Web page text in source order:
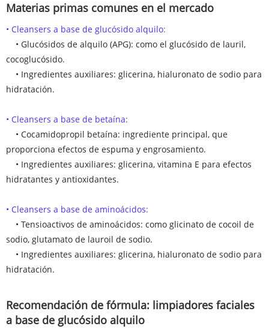
Materias primas comunes en el mercado
• Cleansers a base de glucósido alquilo:
• Glucósidos de alquilo (APG): como el glucósido de lauril,
cocoglucósido.
• Ingredientes auxiliares: glicerina, hialuronato de sodio para
hidratación.
• Cleansers a base de betaína:
• Cocamidopropil betaína: ingrediente principal, que
proporciona efectos de espuma y engrosamiento.
• Ingredientes auxiliares: glicerina, vitamina E para efectos
hidratantes y antioxidantes.
• Cleansers a base de aminoácidos:
• Tensioactivos de aminoácidos: como glicinato de cocoil de
sodio, glutamato de lauroil de sodio.
• Ingredientes auxiliares: glicerina, hialuronato de sodio para
hidratación.
Recomendación de fórmula: limpiadores faciales
a base de glucósido alquilo